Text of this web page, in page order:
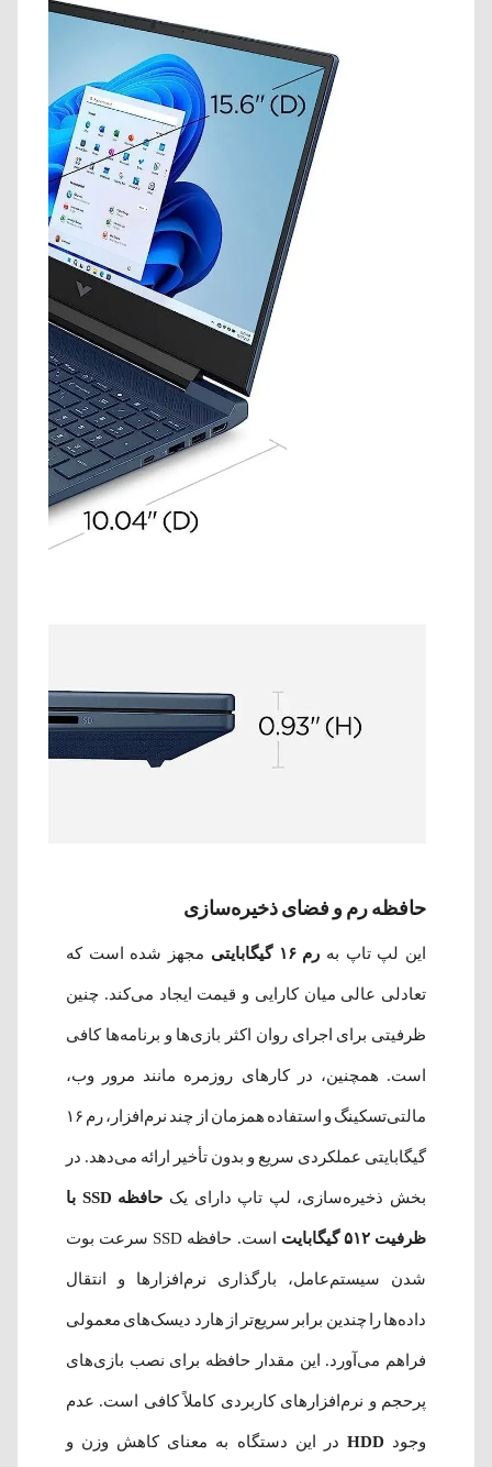
حافظه رم و فضای ذخیره‌سازی
این لپ تاپ به رم ۱۶ گیگابایتی مجهز شده است که
تعادلی عالی میان کارایی و قیمت ایجاد می‌کند. چنین
ظرفیتی برای اجرای روان اکثر بازی‌ها و برنامه‌ها کافی
است. همچنین، در کارهای روزمره مانند مرور وب،
مالتی‌تسکینگ و استفاده همزمان از چند نرم‌افزار، رم ۱۶
گیگابایتی عملکردی سریع و بدون تأخیر ارائه می‌دهد. در
بخش ذخیره‌سازی، لپ تاپ دارای یک حافظه SSD با
ظرفیت ۵۱۲ گیگابایت است. حافظه SSD سرعت بوت
شدن سیستم‌عامل، بارگذاری نرم‌افزارها و انتقال
داده‌ها را چندین برابر سریع‌تر از هارد دیسک‌های معمولی
فراهم می‌آورد. این مقدار حافظه برای نصب بازی‌های
پرحجم و نرم‌افزارهای کاربردی کاملاً کافی است. عدم
وجود HDD در این دستگاه به معنای کاهش وزن و